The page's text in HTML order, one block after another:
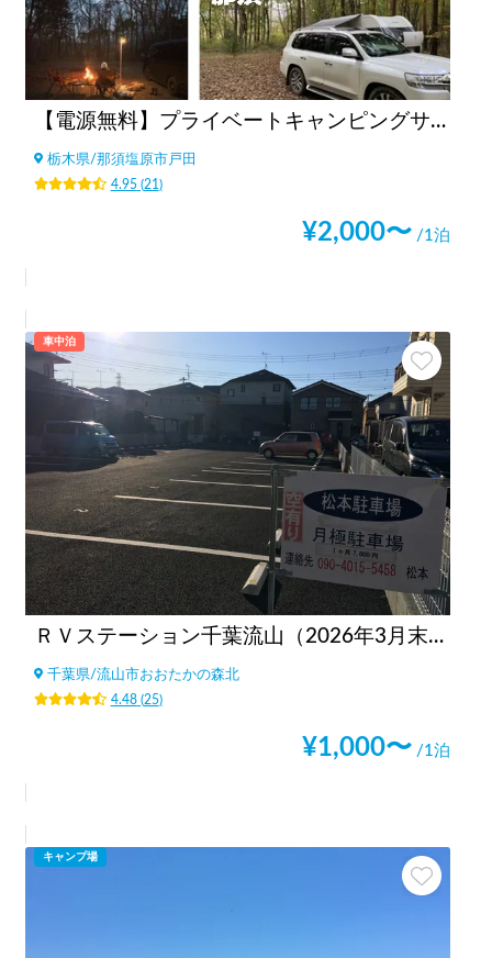
【電源無料】プライベートキャンピングサイト那須
栃木県/那須塩原市戸田
4.95(21 )
¥2,000〜 /1泊
車中泊
ＲＶステーション千葉流山（2026年3月末閉鎖）
千葉県/流山市おおたかの森北
4.48(25)
¥1,000〜 /1泊
キャンプ場